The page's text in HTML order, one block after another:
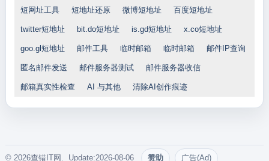
短网址工具 短地址还原 微博短地址 百度短地址
twitter短地址 bit.do短地址 is.gd短地址 x.co短地址
goo.gl短地址 邮件工具 临时邮箱 临时邮箱 邮件IP查询
匿名邮件发送 邮件服务器测试 邮件服务器收信
邮箱真实性检查 AI 与其他 清除AI创作痕迹
© 2026查错IT网. Update:2026-08-06 赞助 广告(Ad)